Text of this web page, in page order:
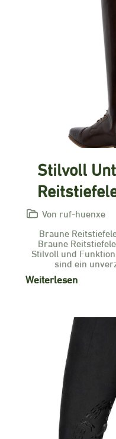
Stilvoll
Von ruf-huenxe
Braune
Braune
Stilvoll und
sind ein
Weiterlesen